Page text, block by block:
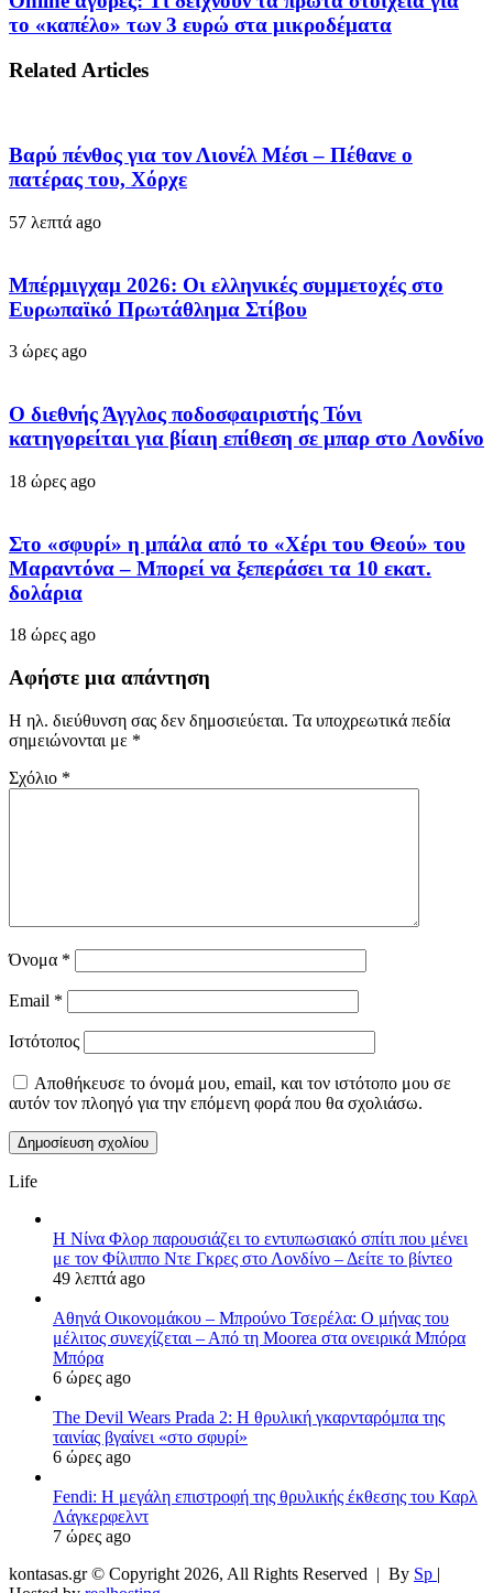
το «καπέλο» των 3 ευρώ στα μικροδέματα
Related Articles
Βαρύ πένθος για τον Λιονέλ Μέσι – Πέθανε ο
πατέρας του, Χόρχε
57 λεπτά ago
Μπέρμιγχαμ 2026: Οι ελληνικές συμμετοχές στο
Ευρωπαϊκό Πρωτάθλημα Στίβου
3 ώρες ago
Ο διεθνής Άγγλος ποδοσφαιριστής Τόνι
κατηγορείται για βίαιη επίθεση σε μπαρ στο Λονδίνο
18 ώρες ago
Στο «σφυρί» η μπάλα από το «Χέρι του Θεού» του
Μαραντόνα – Μπορεί να ξεπεράσει τα 10 εκατ.
δολάρια
18 ώρες ago
Αφήστε μια απάντηση
Η ηλ. διεύθυνση σας δεν δημοσιεύεται. Τα υποχρεωτικά πεδία
σημειώνονται με *
Σχόλιο *
Όνομα *
Email *
Ιστότοπος
Αποθήκευσε το όνομά μου, email, και τον ιστότοπο μου σε
αυτόν τον πλοηγό για την επόμενη φορά που θα σχολιάσω.
Life
Η Νίνα Φλορ παρουσιάζει το εντυπωσιακό σπίτι που μένει
με τον Φίλιππο Ντε Γκρες στο Λονδίνο – Δείτε το βίντεο
49 λεπτά ago
Αθηνά Οικονομάκου – Μπρούνο Τσερέλα: Ο μήνας του
μέλιτος συνεχίζεται – Από τη Moorea στα ονειρικά Μπόρα
Μπόρα
6 ώρες ago
The Devil Wears Prada 2: Η θρυλική γκαρνταρόμπα της
ταινίας βγαίνει «στο σφυρί»
6 ώρες ago
Fendi: Η μεγάλη επιστροφή της θρυλικής έκθεσης του Καρλ
Λάγκερφελντ
7 ώρες ago
kontasas.gr © Copyright 2026, All Rights Reserved | By Sp |